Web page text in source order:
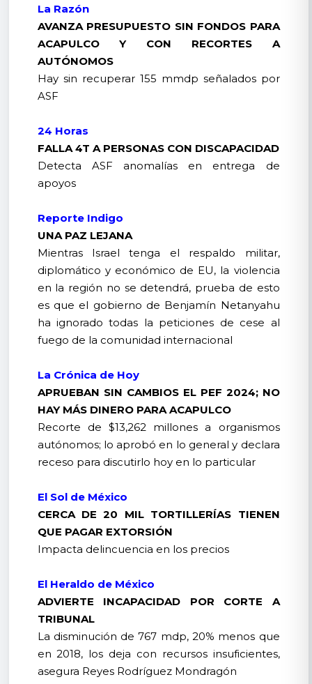
La Razón
AVANZA PRESUPUESTO SIN FONDOS PARA
ACAPULCO Y CON RECORTES A
AUTÓNOMOS
Hay sin recuperar 155 mmdp señalados por
ASF
24 Horas
FALLA 4T A PERSONAS CON DISCAPACIDAD
Detecta ASF anomalías en entrega de
apoyos
Reporte Indigo
UNA PAZ LEJANA
Mientras Israel tenga el respaldo militar,
diplomático y económico de EU, la violencia
en la región no se detendrá, prueba de esto
es que el gobierno de Benjamín Netanyahu
ha ignorado todas la peticiones de cese al
fuego de la comunidad internacional
La Crónica de Hoy
APRUEBAN SIN CAMBIOS EL PEF 2024; NO
HAY MÁS DINERO PARA ACAPULCO
Recorte de $13,262 millones a organismos
autónomos; lo aprobó en lo general y declara
receso para discutirlo hoy en lo particular
El Sol de México
CERCA DE 20 MIL TORTILLERÍAS TIENEN
QUE PAGAR EXTORSIÓN
Impacta delincuencia en los precios
El Heraldo de México
ADVIERTE INCAPACIDAD POR CORTE A
TRIBUNAL
La disminución de 767 mdp, 20% menos que
en 2018, los deja con recursos insuficientes,
asegura Reyes Rodríguez Mondragón